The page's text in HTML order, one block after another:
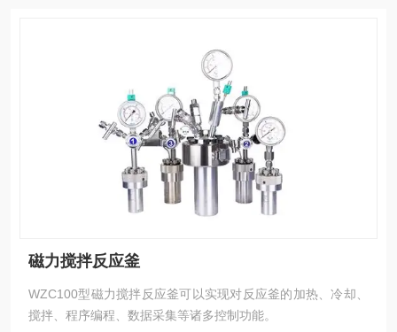
磁力搅拌反应釜
WZC100型磁力搅拌反应釜可以实现对反应釜的加热、冷却、
搅拌、程序编程、数据采集等诸多控制功能。